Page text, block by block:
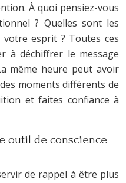
À quoi pensiez-vous
? Quelles sont les
esprit ? Toutes ces
à déchiffrer le message
même heure peut avoir
moments différents de
et faites confiance à
outil de conscience
de rappel à être plus